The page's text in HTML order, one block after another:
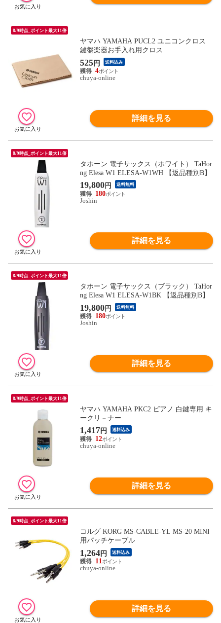
8/9時点_ポイント最大11倍
ヤマハ YAMAHA PUCL2 ユニコンクロス
鍵盤楽器お手入れ用クロス
525円 送料込み
4
chuya-online
詳細を見る
8/9時点_ポイント最大11倍
タホーン 電子サックス（ホワイト） TaHor
ng Elesa W1 ELESA-W1WH 【返品種別B】
19,800円 送料無料
180
Joshin
詳細を見る
8/9時点_ポイント最大11倍
タホーン 電子サックス（ブラック） TaHor
ng Elesa W1 ELESA-W1BK 【返品種別B】
19,800円 送料無料
180
Joshin
詳細を見る
8/9時点_ポイント最大11倍
ヤマハ YAMAHA PKC2 ピアノ 白鍵専用 キ
ークリ－ナー
1,417 円 送料込み
12
chuya-online
詳細を見る
8/9時点_ポイント最大11倍
コルグ KORG MS-CABLE-YL MS-20 MINI
用パッチケーブル
1,264円 送料込み
11
chuya-online
詳細を見る